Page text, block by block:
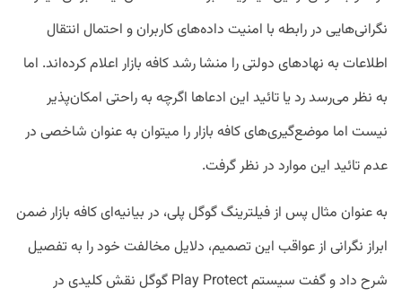
نگرانی‌هایی در رابطه با امنیت داده‌های کاربران و احتمال انتقال
اطلاعات به نهادهای دولتی را منشا رشد کافه بازار اعلام کرده‌اند. اما
به نظر می‌رسد رد یا تائید این ادعاها اگرچه به راحتی امکان‌پذیر
نیست اما موضع‌گیری‌های کافه بازار را میتوان به عنوان شاخصی در
عدم تائید این موارد در نظر گرفت.
به عنوان مثال پس از فیلترینگ گوگل پلی، در بیانیه‌ای کافه بازار ضمن
ابراز نگرانی از عواقب این تصمیم، دلایل مخالفت خود را به تفصیل
شرح داد و گفت سیستم Play Protect گوگل نقش کلیدی در